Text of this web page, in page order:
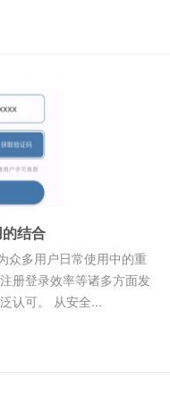
结合
众多用户日常使用中的重
册登录效率等诸多方面发
认可。 从安全...